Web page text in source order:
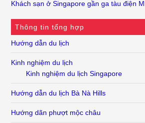
Khách sạn ở Singapore gần ga tàu điện
Thông tin tổng hợp
Hướng dẫn du lịch
Kinh nghiệm du lịch
Kinh nghiệm du lịch Singapore
Hướng dẫn du lịch Bà Nà Hills
Hướng dãn phượt mộc châu